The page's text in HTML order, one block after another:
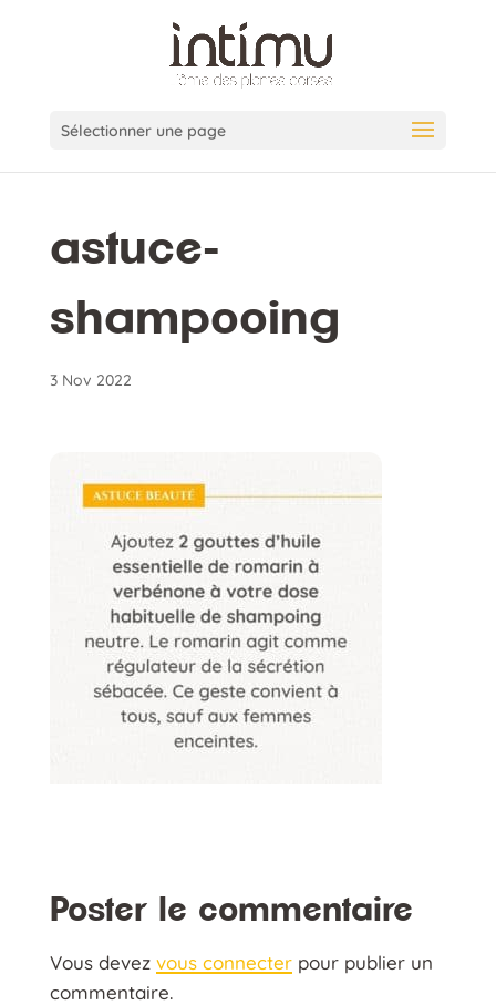
Sélectionner une page
astuce-
shampooing
3 Nov 2022
Poster le commentaire
Vous devez vous connecterpour publier un
commentaire.